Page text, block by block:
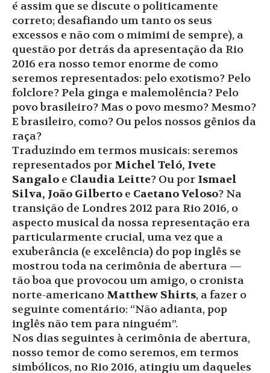
é assim que se discute o politicamente
correto; desafiando um tanto os seus
excessos e não com o mimimi de sempre), a
questão por detrás da apresentação da Rio
2016 era nosso temor enorme de como
seremos representados: pelo exotismo? Pelo
folclore? Pela ginga e malemolência? Pelo
povo brasileiro? Mas o povo mesmo? Mesmo?
E brasileiro, como? Ou pelos nossos gênios da
raça?
Traduzindo em termos musicais: seremos
representados por Michel Teló, Ivete
Sangalo e Claudia Leitte? Ou por Ismael
Silva, João Gilberto e Caetano Veloso? Na
transição de Londres 2012 para Rio 2016, o
aspecto musical da nossa representação era
particularmente crucial, uma vez que a
exuberância (e excelência) do pop inglês se
mostrou toda na cerimônia de abertura —
tão boa que provocou um amigo, o cronista
norte-americano Matthew Shirts, a fazer o
seguinte comentário: “Não adianta, pop
inglês não tem para ninguém”.
Nos dias seguintes à cerimônia de abertura,
nosso temor de como seremos, em termos
simbólicos, no Rio 2016, atingiu um daqueles